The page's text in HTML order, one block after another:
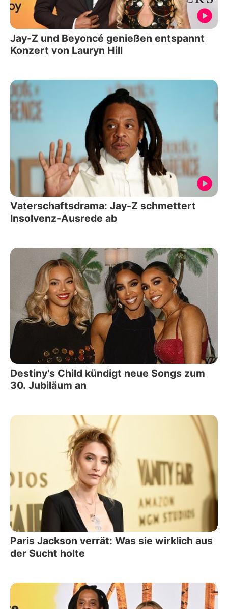
Jay-Z und Beyoncé genießen entspannt
Konzert von Lauryn Hill
Vaterschaftsdrama: Jay-Z schmettert
Insolvenz-Ausrede ab
Destiny's Child kündigt neue Songs zum
30. Jubiläum an
Paris Jackson verrät: Was sie wirklich aus
der Sucht holte